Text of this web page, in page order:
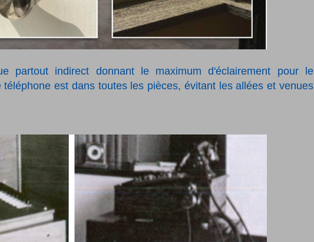
partout indirect donnant le maximum d'éclairement pour le
est dans toutes les pièces, évitant les allées et venues